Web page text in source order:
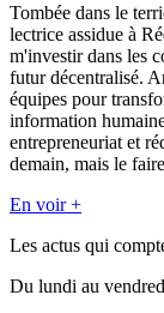
Tombée dans le
lectrice assidue à
m'investir dans les
futur décentralisé.
équipes pour
information
entrepreneuriat et
demain, mais le
En voir +
Les actus qui
Du lundi au